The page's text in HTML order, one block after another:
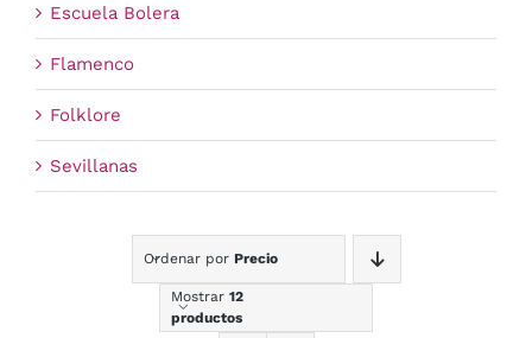
Escuela Bolera
Flamenco
Folklore
Sevillanas
Ordenar por Precio
Mostrar 12
productos